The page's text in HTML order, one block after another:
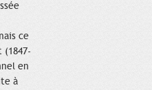
ce
en
à